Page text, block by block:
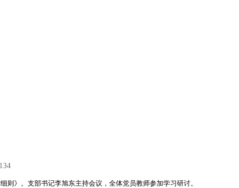
134
》。支部书记李旭东主持会议，全体党员教师参加学习研讨。